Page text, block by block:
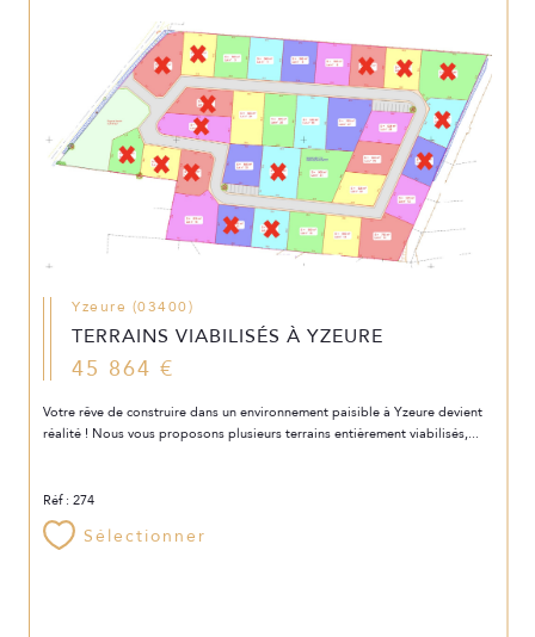
Yzeure (03400)
TERRAINS VIABILISÉS À YZEURE
45 864 €
Votre rêve de construire dans un environnement paisible à Yzeure devient
réalité ! Nous vous proposons plusieurs terrains entièrement viabilisés,...
Réf : 274
Sélectionner